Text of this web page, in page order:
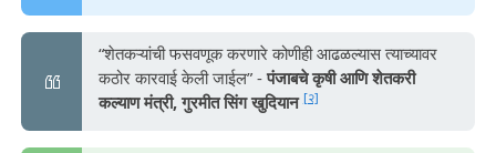
“शेतकऱ्यांची फसवणूक करणारे कोणीही आढळल्यास त्याच्यावर
कठोर कारवाई केली जाईल” -पंजाबचे कृषी आणि शेतकरी
कल्याण मंत्री, गुरमीत सिंग खुदियान [२]